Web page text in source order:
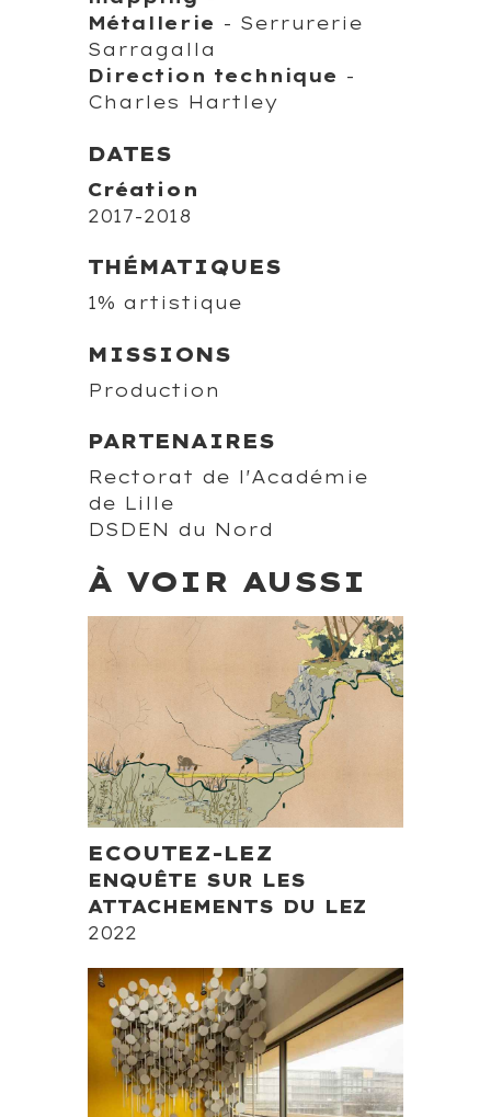
Métallerie - Serrurerie
Sarragalla
Direction technique -
Charles Hartley
DATES
Création
2017-2018
THÉMATIQUES
1% artistique
MISSIONS
Production
PARTENAIRES
Rectorat de l'Académie
de Lille
DSDEN du Nord
À VOIR AUSSI
ECOUTEZ-LEZ
ENQUÊTE SUR LES
ATTACHEMENTS DU LEZ
2022